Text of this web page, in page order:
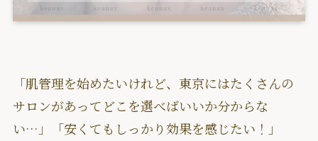
「肌管理を始めたいけれど、東京にはたくさんの
サロンがあってどこを選べばいいか分からな
い…」「安くてもしっかり効果を感じたい！」